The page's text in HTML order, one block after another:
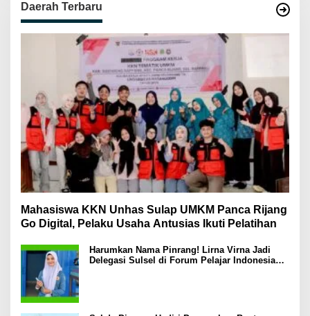
Daerah Terbaru
Mahasiswa KKN Unhas Sulap UMKM Panca Rijang
Go Digital, Pelaku Usaha Antusias Ikuti Pelatihan
Harumkan Nama Pinrang! Lirna Virna Jadi
Delegasi Sulsel di Forum Pelajar Indonesia